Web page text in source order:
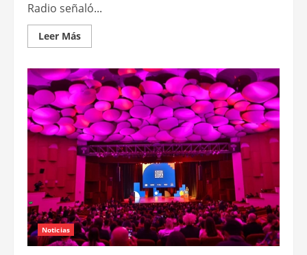
Radio señaló...
Leer MásLeer
más
Trabajadores
del
Auditórium
relacionan
conflicto
con
el
INCAA
con
sus
reclamos
a
Vidal
Noticias